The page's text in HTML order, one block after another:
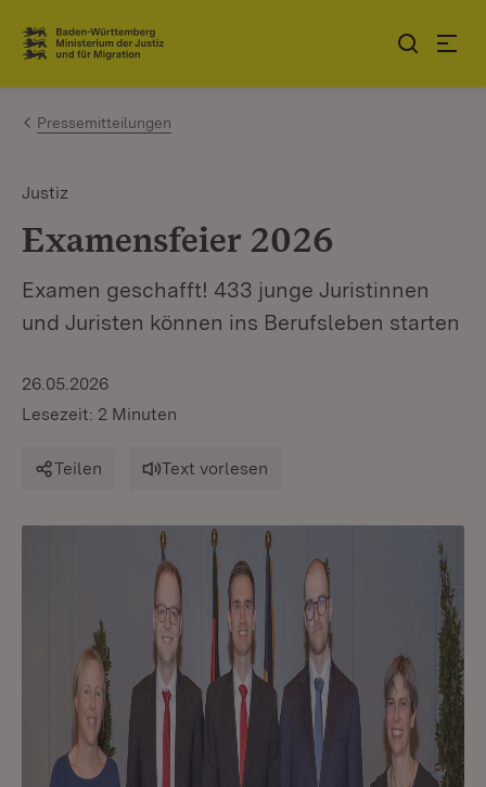
Zum Inhalt springen
Link zur Startseite
Pressemitteilungen
Justiz
Examensfeier 2026
Examen geschafft! 433 junge Juristinnen
und Juristen können ins Berufsleben starten
26.05.2026
Lesezeit: 2 Minuten
Teilen Text vorlesen